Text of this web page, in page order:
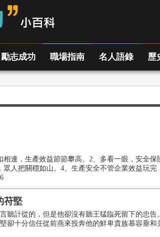
勵志成功 職場指南 名人語錄 歷
相連，生產效益節節攀高。2、多看一眼，安全保
眾人把關穩如山。4、生產安全不管企業效益玩完
苻堅
聽計從的，但是他卻沒有聽王猛臨死留下的忠告
卻十分信任從前燕來投奔他的鮮卑貴族慕容垂和